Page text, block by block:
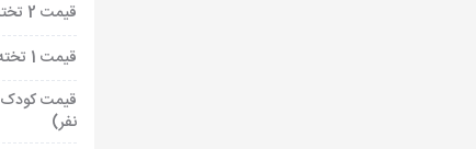
قیمت 2 تخته (هرنفر)
قیمت 1 تخته (هرنفر)
قیمت
نفر)